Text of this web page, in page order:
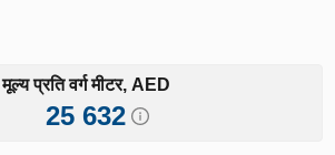
मूल्य प्रति वर्ग मीटर, AED
25 632